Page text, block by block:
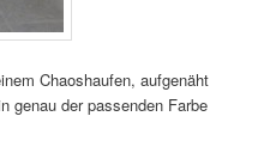
Chaoshaufen, aufgenäht
genau der passenden Farbe